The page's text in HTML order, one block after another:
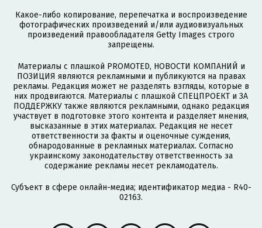
Какое-либо копирование, перепечатка и воспроизведение
фотографических произведений и/или аудиовизуальных
произведений правообладателя Getty Images строго
запрещены.
Материалы с плашкой PROMOTED, НОВОСТИ КОМПАНИЙ и
ПОЗИЦИЯ являются рекламными и публикуются на правах
рекламы. Редакция может не разделять взгляды, которые в
них продвигаются. Материалы с плашкой СПЕЦПРОЕКТ и ЗА
ПОДДЕРЖКУ также являются рекламными, однако редакция
участвует в подготовке этого контента и разделяет мнения,
высказанные в этих материалах. Редакция не несет
ответственности за факты и оценочные суждения,
обнародованные в рекламных материалах. Согласно
украинскому законодательству ответственность за
содержание рекламы несет рекламодатель.
Субъект в сфере онлайн-медиа; идентификатор медиа - R40-
02163.